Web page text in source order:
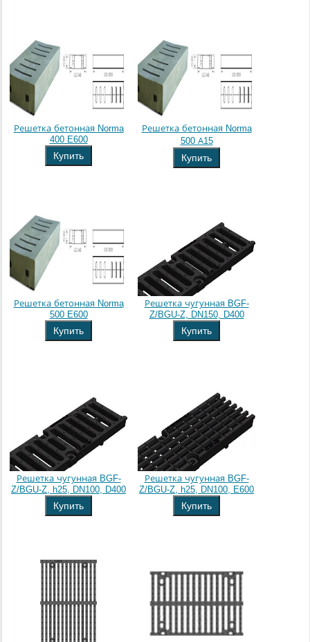
Решетка бетонная Norma
400 E600
Купить
Решетка бетонная Norma
500 А15
Купить
Решетка бетонная Norma
500 E600
Купить
Решетка чугунная BGF-
Z/BGU-Z, DN150, D400
Купить
Решетка чугунная BGF-
Z/BGU-Z, h25, DN100, D400
Купить
Решетка чугунная BGF-
Z/BGU-Z, h25, DN100, E600
Купить